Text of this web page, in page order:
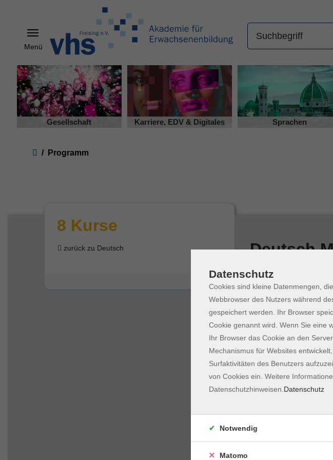
Menü
Gesellschaft Karriere, EDV & Digitales Sprachen
Programm
8 Kurse
zurück zu Deutsch Deutsch
Wochentage
nur buchbare
Zertifikat
Intensivtraining
Datenschutz
Cookies sind kleine Datenmengen,
Webbrowser des Nutzers während
gespeichert werden. Ihr Browser
Cookie genannt wird. Wenn Sie eine
Ihr Browser das Cookie an den
Mechanismus für Websites
Surfaktivitäten des Benutzers
von Cookies ein. Weitere
Datenschutzhinweisen. Datenschutz
Notwendig
Matomo